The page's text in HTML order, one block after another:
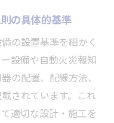
の具体的基準
の設置基準を細かく
設備や自動火災報知
の配置、配線方法、
されています。これ
適切な設計・施工を